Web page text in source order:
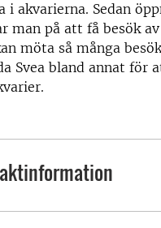
i akvarierna. Sedan
man på att få besök
möta så många
Svea bland annat för